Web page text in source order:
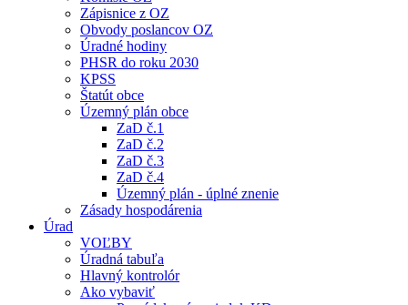
Zápisnice z OZ
Obvody poslancov OZ
Úradné hodiny
PHSR do roku 2030
KPSS
Štatút obce
Územný plán obce
ZaD č.1
ZaD č.2
ZaD č.3
ZaD č.4
Územný plán - úplné znenie
Zásady hospodárenia
Úrad
VOĽBY
Úradná tabuľa
Hlavný kontrolór
Ako vybaviť